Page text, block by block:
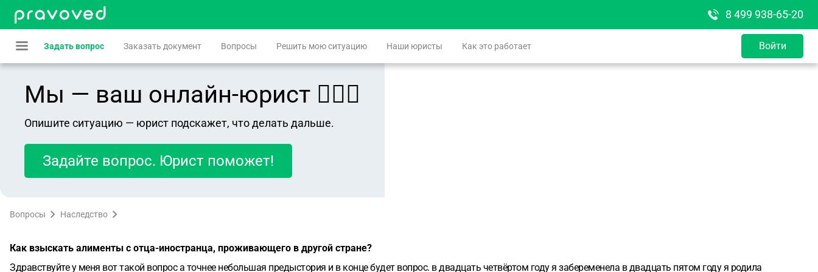
8 499 938-65-20
Задать вопрос Заказать документ Вопросы Решить мою ситуацию Наши юристы Как это работает Войти
Мы — ваш онлайн-юрист 👨🏻‍⚖️
Опишите ситуацию — юрист подскажет, что делать дальше.
Задайте вопрос. Юрист поможет!
Вопросы Наследство
Как взыскать алименты с отца-иностранца, проживающего в другой стране?
Здравствуйте у меня вот такой вопрос а точнее небольшая предыстория и в конце будет вопрос. в двадцать четвёртом году я забеременела в двадцать пятом году я родила